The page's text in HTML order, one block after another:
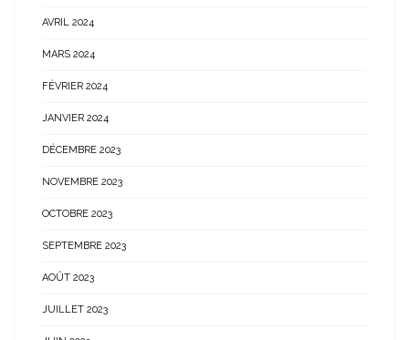
AVRIL 2024
MARS 2024
FÉVRIER 2024
JANVIER 2024
DÉCEMBRE 2023
NOVEMBRE 2023
OCTOBRE 2023
SEPTEMBRE 2023
AOÛT 2023
JUILLET 2023